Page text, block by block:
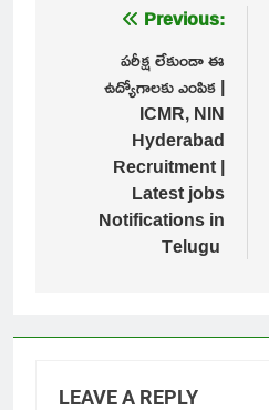
navigation
Previous:
పరీక్ష లేకుండా ఈ
ఉద్యోగాలకు ఎంపిక |
ICMR, NIN
Hyderabad
Recruitment |
Latest jobs
Notifications in
Telugu
LEAVE A REPLY